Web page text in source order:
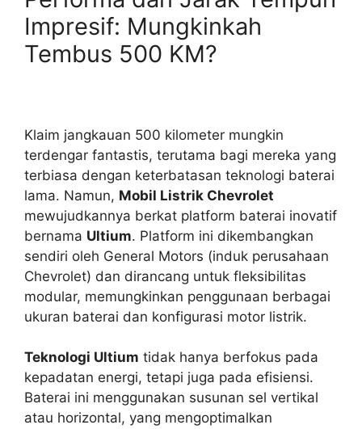
Impresif: Mungkinkah
Tembus 500 KM?
Klaim jangkauan 500 kilometer mungkin
terdengar fantastis, terutama bagi mereka yang
terbiasa dengan keterbatasan teknologi baterai
lama. Namun, Mobil Listrik Chevrolet
mewujudkannya berkat platform baterai inovatif
bernama Ultium. Platform ini dikembangkan
sendiri oleh General Motors (induk perusahaan
Chevrolet) dan dirancang untuk fleksibilitas
modular, memungkinkan penggunaan berbagai
ukuran baterai dan konfigurasi motor listrik.
Teknologi Ultium tidak hanya berfokus pada
kepadatan energi, tetapi juga pada efisiensi.
Baterai ini menggunakan susunan sel vertikal
atau horizontal, yang mengoptimalkan